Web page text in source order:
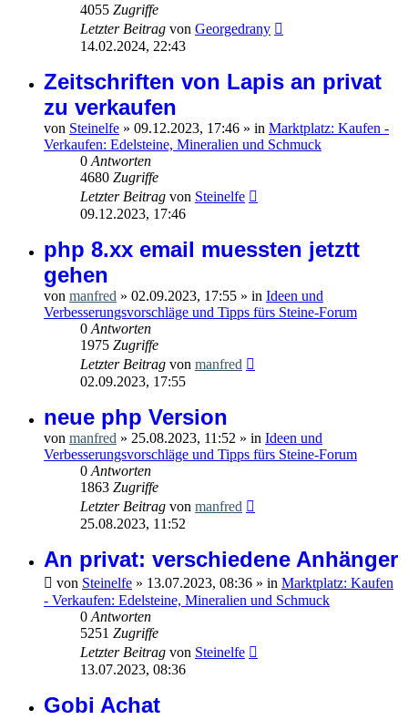
4055 Zugriffe
Letzter Beitrag von Georgedrany
14.02.2024, 22:43
Zeitschriften von Lapis an privat
zu verkaufen
von Steinelfe » 09.12.2023, 17:46 » in Marktplatz: Kaufen -
Verkaufen: Edelsteine, Mineralien und Schmuck
0 Antworten
4680 Zugriffe
Letzter Beitrag von Steinelfe
09.12.2023, 17:46
php 8.xx email muessten jetztt
gehen
von manfred » 02.09.2023, 17:55 » in Ideen und
Verbesserungsvorschläge und Tipps fürs Steine-Forum
0 Antworten
1975 Zugriffe
Letzter Beitrag von manfred
02.09.2023, 17:55
neue php Version
von manfred » 25.08.2023, 11:52 » in Ideen und
Verbesserungsvorschläge und Tipps fürs Steine-Forum
0 Antworten
1863 Zugriffe
Letzter Beitrag von manfred
25.08.2023, 11:52
An privat: verschiedene Anhänger
von Steinelfe » 13.07.2023, 08:36 » in Marktplatz: Kaufen
- Verkaufen: Edelsteine, Mineralien und Schmuck
0 Antworten
5251 Zugriffe
Letzter Beitrag von Steinelfe
13.07.2023, 08:36
Gobi Achat